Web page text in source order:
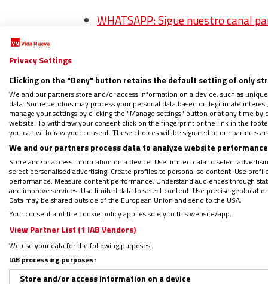
WHATSAPP: Sigue nuestro canal
Sea como fuere, dedicar un tiempo para
más allá de la irresponsabilidad que
conveniente. En la Biblia, concretamente
Jesús.
Privacy Settings
Clicking on the "Deny" button retains the default setting of only
We and our partners store and/or access information on a device, such as
data. Some vendors may process your personal data based on legitimate
manage your settings by clicking the "Manage settings" button or at any time
website. To withdraw your consent click on the fingerprint or the link in the
you can withdraw your consent. These choices will be signaled to our partners
We and our partners process data to analyze website
Store and/or access information on a device. Use limited data to select
select personalised advertising. Create profiles to personalise content. Use
performance. Measure content performance. Understand audiences through
and improve services. Use limited data to select content. Use precise
Data may be shared outside of the European Union and send to the USA.
Your consent and the cookie policy applies solely to this website/app.
View Partner List (1 IAB Vendors)
We use your data for the following purposes:
IAB processing purposes:
Store and/or access information on a device